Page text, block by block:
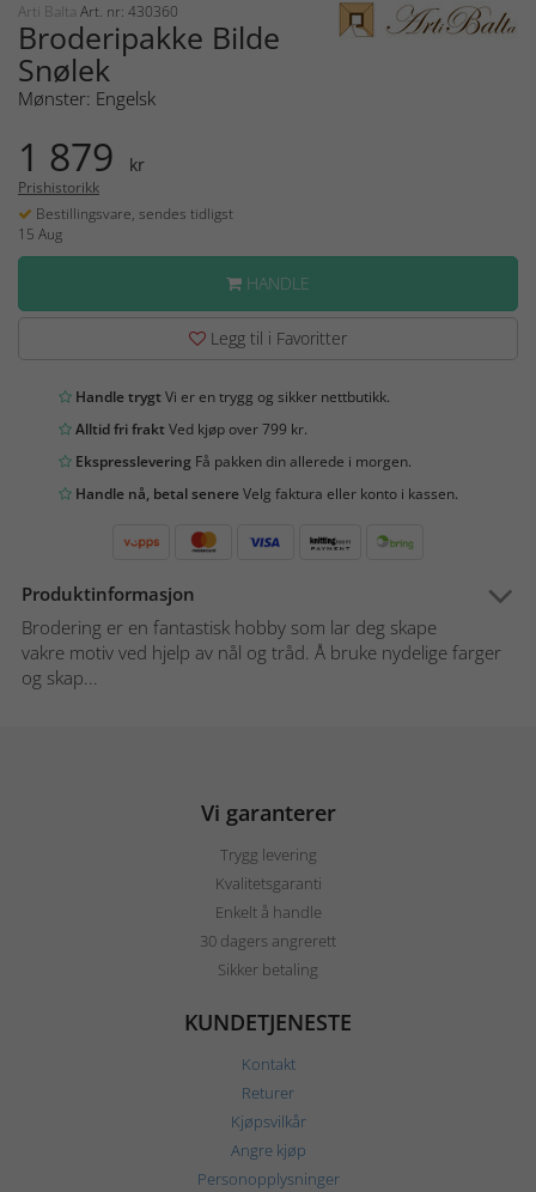
Arti Balta Art. nr: 430360
Broderipakke Bilde
Snølek
Mønster: Engelsk
1 879 kr
Prishistorikk
Bestillingsvare, sendes tidligst
15 Aug
HANDLE
Legg til i Favoritter
Handle trygtVi er en trygg og sikker nettbutikk.
Alltid fri fraktVed kjøp over 799 kr.
Ekspresslevering Få pakken din allerede i morgen.
Handle nå, betal senereVelg faktura eller konto i kassen.
Produktinformasjon
Brodering er en fantastisk hobby som lar deg skape
vakre motiv ved hjelp av nål og tråd. Å bruke nydelige farger
og skap...
Vi garanterer
Trygg levering
Kvalitetsgaranti
Enkelt å handle
30 dagers angrerett
Sikker betaling
KUNDETJENESTE
Kontakt
Returer
Kjøpsvilkår
Angre kjøp
Personopplysninger